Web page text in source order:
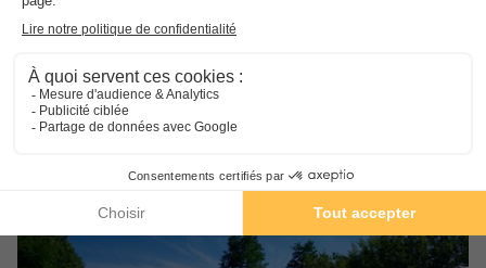
Confort et convivialité
Bordé par l'Auvézère
Voir les autres disponibilités